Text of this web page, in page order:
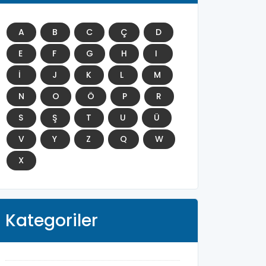
A B C Ç
D
E
F G H
I
İ
J K L
M
N
O Ö P
R
S
Ş T U
Ü
V
Y Z Q
W
X
Kategoriler